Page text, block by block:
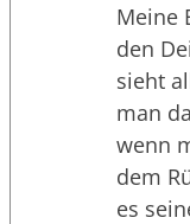
Meine
den
sieht
man
wenn
dem
es